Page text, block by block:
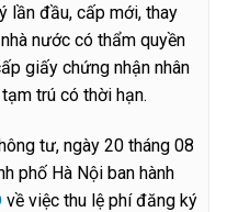
lần đầu, cấp mới, thay
nước có thẩm quyền
giấy chứng nhận nhân
trú có thời hạn.
tư, ngày 20 tháng 08
phố Hà Nội ban hành
về việc thu lệ phí đăng ký